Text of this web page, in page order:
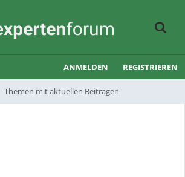
Themen mit aktuellen Beiträgen
ANMELDEN REGISTRIEREN